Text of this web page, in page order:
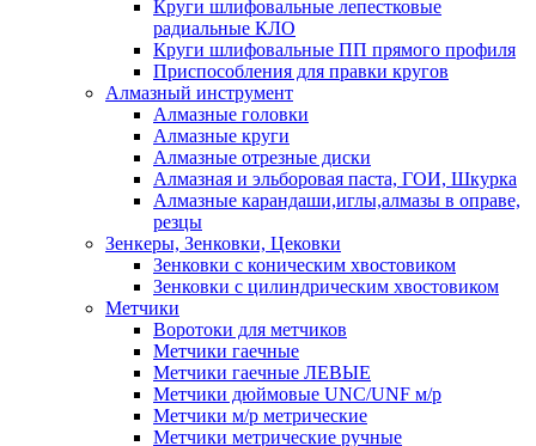
Круги шлифовальные лепестковые
радиальные КЛО
Круги шлифовальные ПП прямого профиля
Приспособления для правки кругов
Алмазный инструмент
Алмазные головки
Алмазные круги
Алмазные отрезные диски
Алмазная и эльборовая паста, ГОИ, Шкурка
Алмазные карандаши,иглы,алмазы в оправе,
резцы
Зенкеры, Зенковки, Цековки
Зенковки с коническим хвостовиком
Зенковки с цилиндрическим хвостовиком
Метчики
Воротоки для метчиков
Метчики гаечные
Метчики гаечные ЛЕВЫЕ
Метчики дюймовые UNC/UNF м/р
Метчики м/р метрические
Метчики метрические ручные